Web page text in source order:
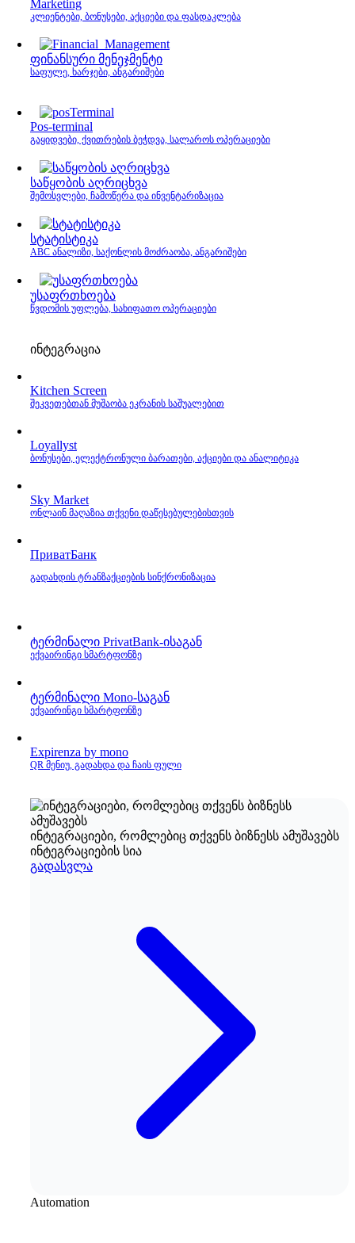
Marketing
კლიენტები, ბონუსები, აქციები და ფასდაკლება
ფინანსური მენეჯმენტი
საფულე, ხარჯები, ანგარიშები
Pos-terminal
გაყიდვები, ქვითრების ბეჭდვა, სალაროს ოპერაციები
საწყობის აღრიცხვა
შემოსვლები, ჩამოწერა და ინვენტარიზაცია
სტატისტიკა
ABC ანალიზი, საქონლის მოძრაობა, ანგარიშები
უსაფრთხოება
წვდომის უფლება, სახიფათო ოპერაციები
ინტეგრაცია
Kitchen Screen
შეკვეთებთან მუშაობა ეკრანის საშუალებით
Loyallyst
ბონუსები, ელექტრონული ბარათები, აქციები და ანალიტიკა
Sky Market
ონლაინ მაღაზია თქვენი დაწესებულებისთვის
ПриватБанк
გადახდის ტრანზაქციების სინქრონიზაცია
ტერმინალი PrivatBank‑ისაგან
ექვაირინგი სმარტფონზე
ტერმინალი Mono‑საგან
ექვაირინგი სმარტფონზე
Expirenza by mono
QR მენიუ, გადახდა და ჩაის ფული
ინტეგრაციები, რომლებიც თქვენს ბიზნესს ამუშავებს
ინტეგრაციების სია
გადასვლა
Automation